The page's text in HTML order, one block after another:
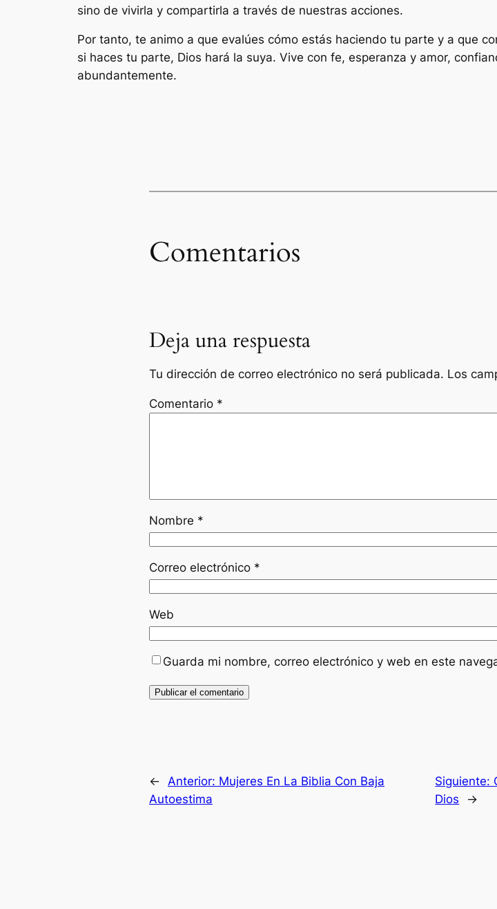
sino de vivirla y compartirla a través de nuestras acciones.
Por tanto, te animo a que evalúes cómo estás haciendo tu parte y a que
si haces tu parte, Dios hará la suya. Vive con fe, esperanza y amor,
abundantemente.
Comentarios
Deja una respuesta
Tu dirección de correo electrónico no será publicada. Los
Comentario *
Nombre *
Correo electrónico *
Web
Guarda mi nombre, correo electrónico y web en este
← Anterior: Mujeres En La Biblia Con Baja
Autoestima
Siguiente:
Dios
→